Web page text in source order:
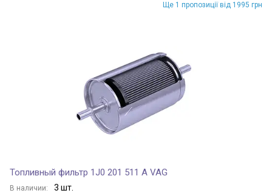
Ще 1 пропозиції від 1995 грн
Топливный фильтр 1J0 201 511 A VAG
В наличии: 3 шт.